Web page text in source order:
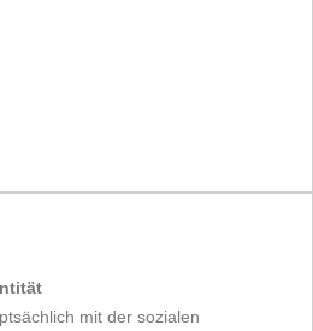
mit der sozialen